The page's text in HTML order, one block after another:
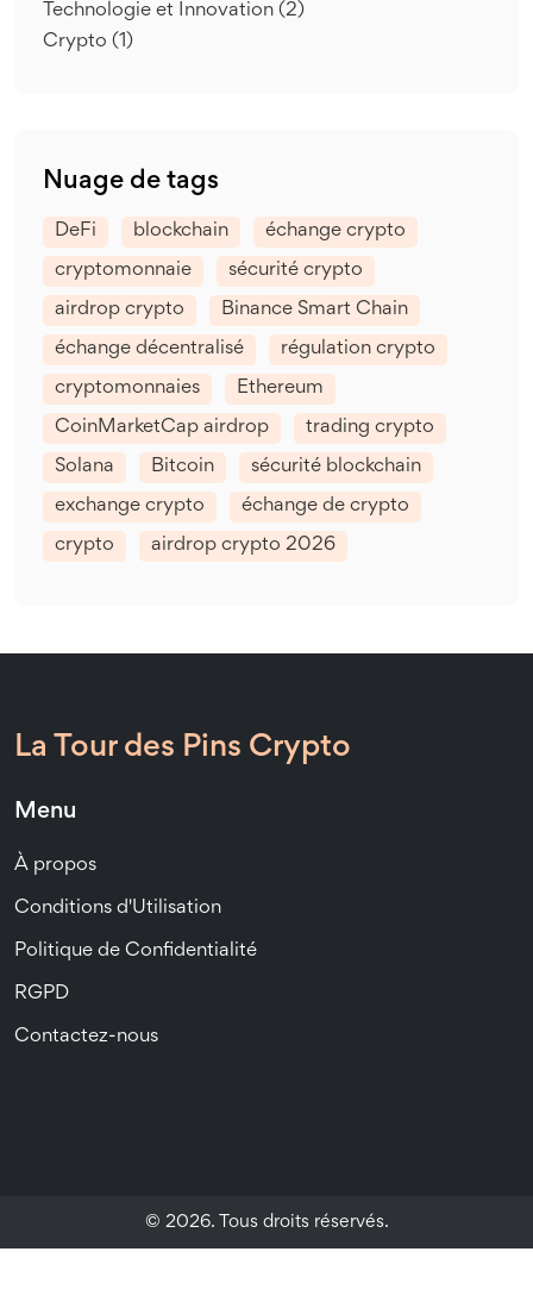
Technologie et Innovation (2)
Crypto (1)
Nuage de tags
DeFi blockchain échange crypto
cryptomonnaie sécurité crypto
airdrop crypto Binance Smart Chain
échange décentralisé régulation crypto
cryptomonnaies Ethereum
CoinMarketCap airdrop trading crypto
Solana Bitcoin sécurité blockchain
exchange crypto échange de crypto
crypto airdrop crypto 2026
La Tour des Pins Crypto
Menu
À propos
Conditions d'Utilisation
Politique de Confidentialité
RGPD
Contactez-nous
© 2026. Tous droits réservés.